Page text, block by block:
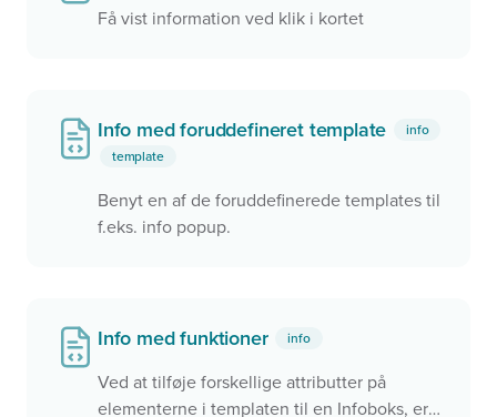
Få vist information ved klik i kortet
Info med foruddefineret template
info
template
Benyt en af de foruddefinerede templates til
f.eks. info popup.
Info med funktioner info
Ved at tilføje forskellige attributter på
elementerne i templaten til en Infoboks, er